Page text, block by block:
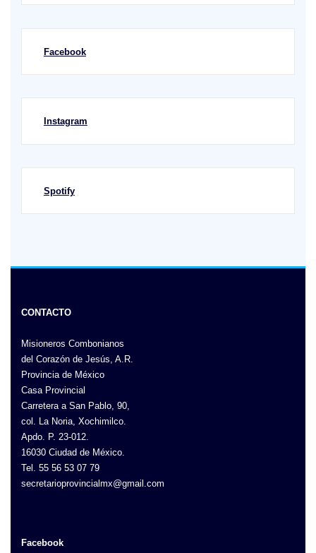
Facebook
Instagram
Spotify
CONTACTO
Misioneros Combonianos
del Corazón de Jesús, A.R.
Provincia de México
Casa Provincial
Carretera a San Pablo, 90,
col. La Noria, Xochimilco.
Apdo. P. 23-012.
16030 Ciudad de México.
Tel. 55 56 53 07 79
secretarioprovincialmx@gmail.com
Facebook